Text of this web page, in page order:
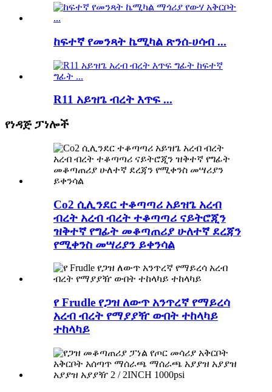
ከፍተኛ የመንጻት ኬሚካል ጽንሰ-ሀሳብ ...
R11 አይዝጌ ብረት እጥፍ ...
የነዳጅ ፓነሎች
Co2 ሲሊንደር ተቆጣጣሪ አይዝጌ አረብ
ብረት አረብ ብረት ተቆጣጣሪ ናይትሮጂን
ዝቅተኛ የግፊት መቆጣጠሪያ ሁለተኛ ደረጃን
የሚቀንስ መሣሪያን ይቀንሳል
የ Frudle የጋዝ ለውጥ አንጥረኛ የማይረሳ
አረብ ብረት የማያያዥ ውበት ተከላካይ
ተከላካይ